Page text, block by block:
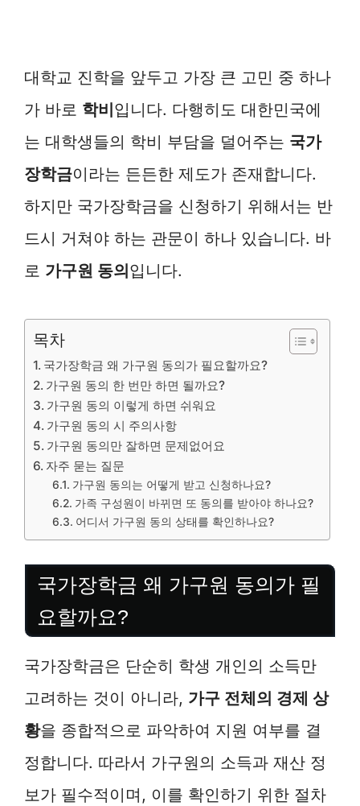
대학교 진학을 앞두고 가장 큰 고민 중 하나
가 바로 학비입니다. 다행히도 대한민국에
는 대학생들의 학비 부담을 덜어주는 국가
장학금이라는 든든한 제도가 존재합니다.
하지만 국가장학금을 신청하기 위해서는 반
드시 거쳐야 하는 관문이 하나 있습니다. 바
로 가구원 동의입니다.
목차
국가장학금 왜 가구원 동의가 필요할까요?
가구원 동의 한 번만 하면 될까요?
가구원 동의 이렇게 하면 쉬워요
가구원 동의 시 주의사항
가구원 동의만 잘하면 문제없어요
자주 묻는 질문
가구원 동의는 어떻게 받고 신청하나요?
가족 구성원이 바뀌면 또 동의를 받아야 하나요?
어디서 가구원 동의 상태를 확인하나요?
국가장학금 왜 가구원 동의가 필
요할까요?
국가장학금은 단순히 학생 개인의 소득만
고려하는 것이 아니라, 가구 전체의 경제 상
황을 종합적으로 파악하여 지원 여부를 결
정합니다. 따라서 가구원의 소득과 재산 정
보가 필수적이며, 이를 확인하기 위한 절차